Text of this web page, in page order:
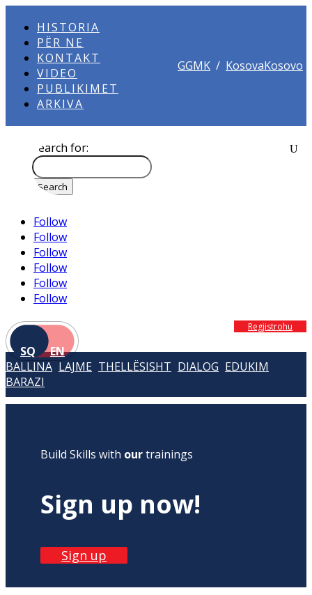
HISTORIA
PËR NE
KONTAKT
VIDEO
PUBLIKIMET
ARKIVA
GGMK / KosovaKosovo
Search for:
Follow
Follow
Follow
Follow
Follow
Follow
SQ EN
Regjistrohu
BALLINA LAJME THELLËSISHT DIALOG EDUKIM
BARAZI
Build Skills with ourtrainings
Sign up now!
Sign up